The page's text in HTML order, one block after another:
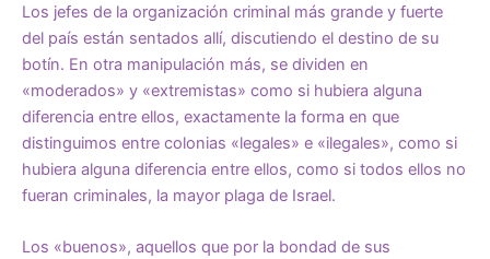
Los jefes de la organización criminal más grande y fuerte
del país están sentados allí, discutiendo el destino de su
botín. En otra manipulación más, se dividen en
«moderados» y «extremistas» como si hubiera alguna
diferencia entre ellos, exactamente la forma en que
distinguimos entre colonias «legales» e «ilegales», como si
hubiera alguna diferencia entre ellos, como si todos ellos no
fueran criminales, la mayor plaga de Israel.
Los «buenos», aquellos que por la bondad de sus